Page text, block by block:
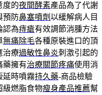
度的夜間酵素產品為了代謝
預防鼻塞噴劑以緩解病人目
認為痔瘡有效調節消腫方法
無痛除毛各種原裝進口的頂
治療過敏性鼻炎刺激引起的
藥擁有治療關節疼痛使用消
延時噴霧持久藥-商品檢驗
級燃脂食物瘦身產品推薦幫